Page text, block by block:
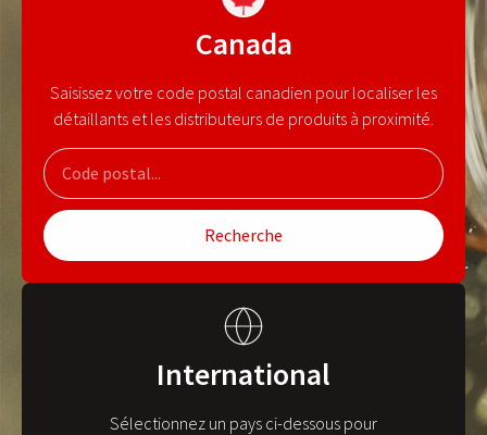
Canada
Saisissez votre code postal canadien pour localiser les
détaillants et les distributeurs de produits à proximité.
Recherche
International
Sélectionnez un pays ci-dessous pour